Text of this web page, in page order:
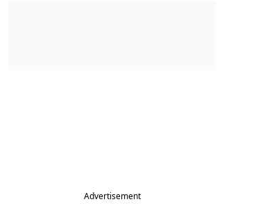
Advertisement